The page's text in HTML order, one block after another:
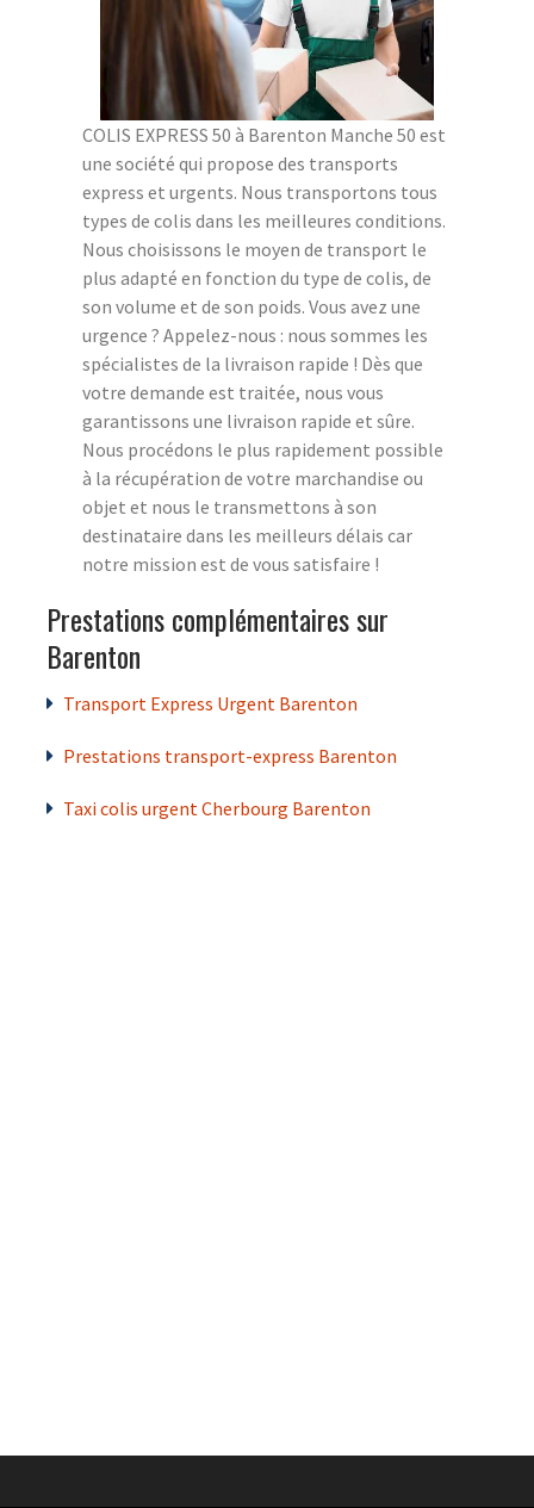
COLIS EXPRESS 50 à Barenton Manche 50 est
une société qui propose des transports
express et urgents. Nous transportons tous
types de colis dans les meilleures conditions.
Nous choisissons le moyen de transport le
plus adapté en fonction du type de colis, de
son volume et de son poids. Vous avez une
urgence ? Appelez-nous : nous sommes les
spécialistes de la livraison rapide ! Dès que
votre demande est traitée, nous vous
garantissons une livraison rapide et sûre.
Nous procédons le plus rapidement possible
à la récupération de votre marchandise ou
objet et nous le transmettons à son
destinataire dans les meilleurs délais car
notre mission est de vous satisfaire !
Prestations complémentaires sur
Barenton
Transport Express Urgent Barenton
Prestations transport-express Barenton
Taxi colis urgent Cherbourg Barenton